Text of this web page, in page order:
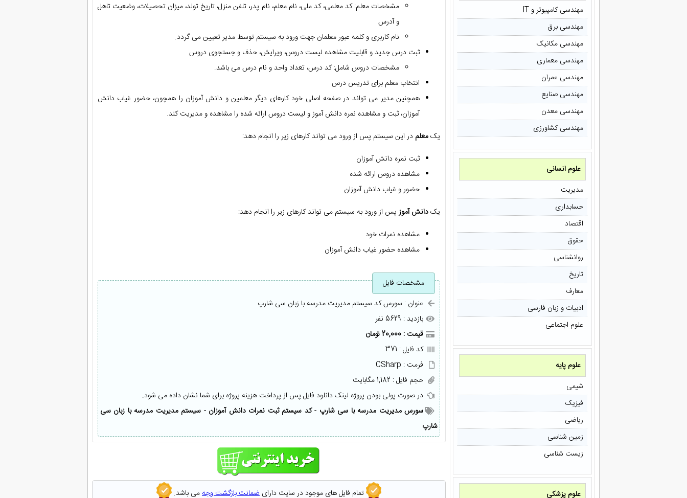
مهندسی کامپیوتر و IT
مهندسی برق
مهندسی مکانیک
مهندسی معماری
مهندسی عمران
مهندسی صنایع
مهندسی معدن
مهندسی کشاورزی
علوم انسانی
مدیریت
حسابداری
اقتصاد
حقوق
روانشناسی
تاریخ
معارف
ادبیات و زبان فارسی
علوم اجتماعی
علوم پایه
شیمی
فیزیک
ریاضی
زمین شناسی
زیست شناسی
علوم پزشکی
مشخصات معلم: کد معلمی، کد ملی، نام معلم، نام پدر، تلفن منزل، تاریخ تولد، میزان تحصیلات، وضعیت تاهل
و آدرس
نام کاربری و کلمه عبور معلمان جهت ورود به سیستم توسط مدیر تعیین می گردد.
ثبت درس جدید و قابلیت مشاهده لیست دروس، ویرایش، حذف و جستجوی دروس
مشخصات دروس شامل: کد درس، تعداد واحد و نام درس می باشد.
انتخاب معلم برای تدریس درس
همچنین مدیر می تواند در صفحه اصلی خود کارهای دیگر معلمین و دانش آموزان را همچون، حضور غیاب دانش
آموزان، ثبت و مشاهده نمره دانش آموز و لیست دروس ارائه شده را مشاهده و مدیریت کند.
یکمعلم در این سیستم پس از ورود می تواند کارهای زیر را انجام دهد:
ثبت نمره دانش آموزان
مشاهده دروس ارائه شده
حضور و غیاب دانش آموزان
یکدانش آموزپس از ورود به سیستم می تواند کارهای زیر را انجام دهد:
مشاهده نمرات خود
مشاهده حضور غیاب دانش آموزان
مشخصات فایل
عنوان : سورس کد سیستم مدیریت مدرسه با زبان سی شارپ
بازدید : 5629 نفر
قیمت : 20,000 تومان
کد فایل : 371
فرمت : CSharp
حجم فایل : 1,182 مگابایت
در صورت پولی بودن پروژه لینک دانلود فایل پس از پرداخت هزینه پروژه برای شما نشان داده می شود.
سورس مدیریت مدرسه با سی شارپ -کد سیستم ثبت نمرات دانش آموزان - سیستم مدیریت مدرسه با زبان سی
شارپ
تمام فایل های موجود در سایت دارای ضمانت بازگشت وجهمی باشد.